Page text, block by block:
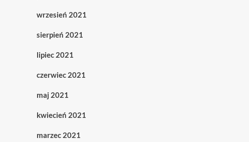
wrzesień 2021
sierpień 2021
lipiec 2021
czerwiec 2021
maj 2021
kwiecień 2021
marzec 2021